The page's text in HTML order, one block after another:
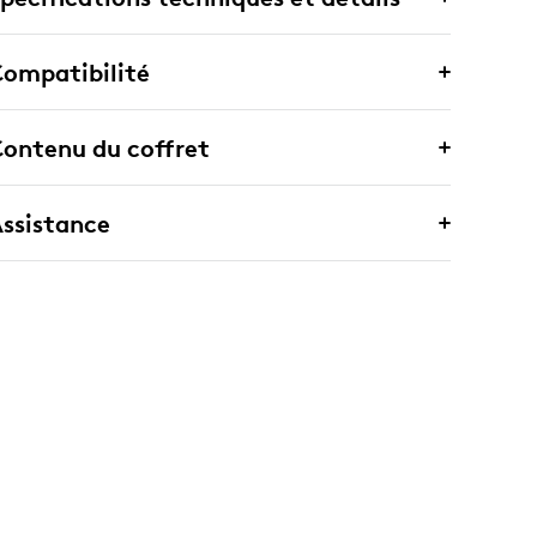
du coffret